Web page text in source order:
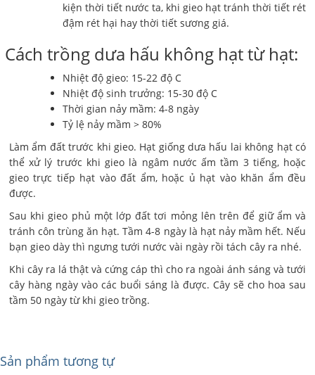
kiện thời tiết nước ta, khi gieo hạt tránh thời tiết rét
đậm rét hại hay thời tiết sương giá.
Cách trồng dưa hấu không hạt từ hạt:
Nhiệt độ gieo: 15-22 độ C
Nhiệt độ sinh trưởng: 15-30 độ C
Thời gian nảy mầm: 4-8 ngày
Tỷ lệ nảy mầm > 80%
Làm ẩm đất trước khi gieo. Hạt giống dưa hấu lai không hạt có
thể xử lý trước khi gieo là ngâm nước ấm tầm 3 tiếng, hoặc
gieo trực tiếp hạt vào đất ẩm, hoặc ủ hạt vào khăn ẩm đều
được.
Sau khi gieo phủ một lớp đất tơi mỏng lên trên để giữ ẩm và
tránh côn trùng ăn hạt. Tầm 4-8 ngày là hạt nảy mầm hết. Nếu
bạn gieo dày thì ngưng tưới nước vài ngày rồi tách cây ra nhé.
Khi cây ra lá thật và cứng cáp thì cho ra ngoài ánh sáng và tưới
cây hàng ngày vào các buổi sáng là được. Cây sẽ cho hoa sau
tầm 50 ngày từ khi gieo trồng.
Sản phẩm tương tự